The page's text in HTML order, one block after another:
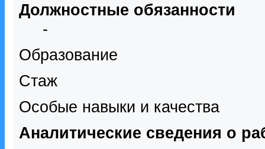
Должностные обязанности
-
Образование
Стаж
Особые навыки и качества
Аналитические сведения о